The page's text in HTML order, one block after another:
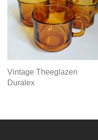
Vintage Theeglazen
Duralex